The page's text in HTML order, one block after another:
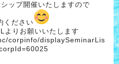
ップ開催いたしますので
ください
よりお願いいたします
corpinfo/displaySeminarLis